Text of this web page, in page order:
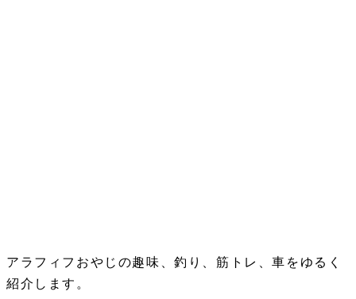
アラフィフおやじの趣味、釣り、筋トレ、車をゆるく
紹介します。